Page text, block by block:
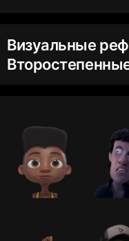
Визуальные